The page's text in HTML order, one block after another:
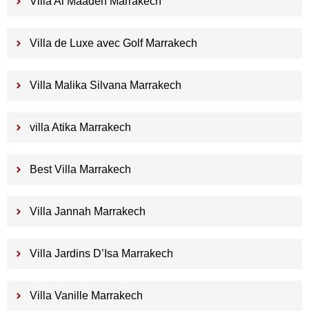
Villa de Luxe avec Golf Marrakech
Villa Malika Silvana Marrakech
villa Atika Marrakech
Best Villa Marrakech
Villa Jannah Marrakech
Villa Jardins D’Isa Marrakech
Villa Vanille Marrakech